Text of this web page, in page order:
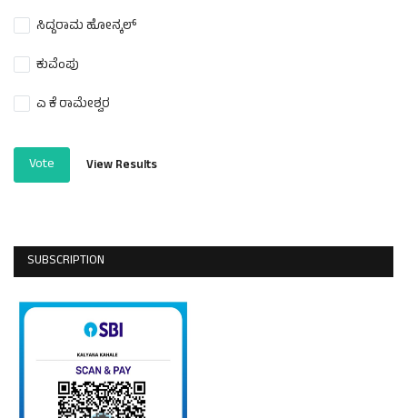
ಸಿದ್ದರಾಮ ಹೋನ್ಕಲ್
ಕುವೆಂಪು
ಎ ಕೆ ರಾಮೇಶ್ವರ
Vote View Results
SUBSCRIPTION